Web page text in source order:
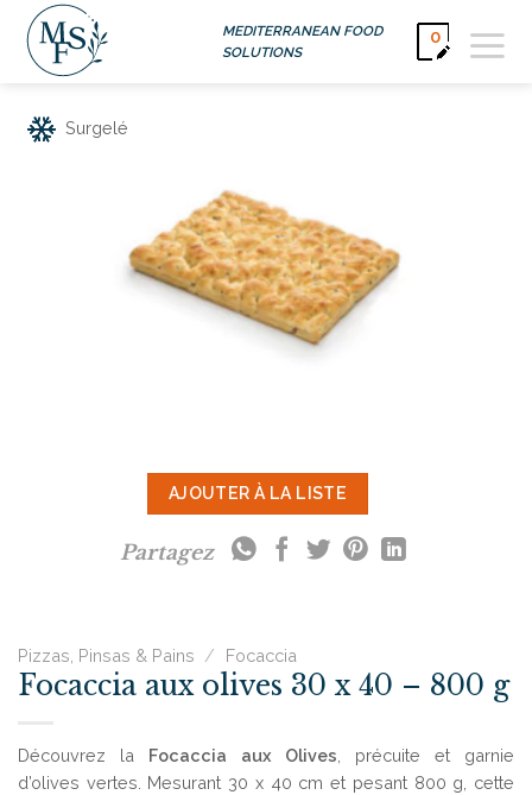
Passer
contenu
MEDITERRANEAN FOOD
SOLUTIONS
0
Surgelé
AJOUTER À LA LISTE
Partagez
Pizzas, Pinsas & Pains / Focaccia
Focaccia aux olives 30 x 40 – 800 g
Découvrez la Focaccia aux Olives , précuite et garnie
d’olives vertes. Mesurant 30 x 40 cm et pesant 800 g, cette